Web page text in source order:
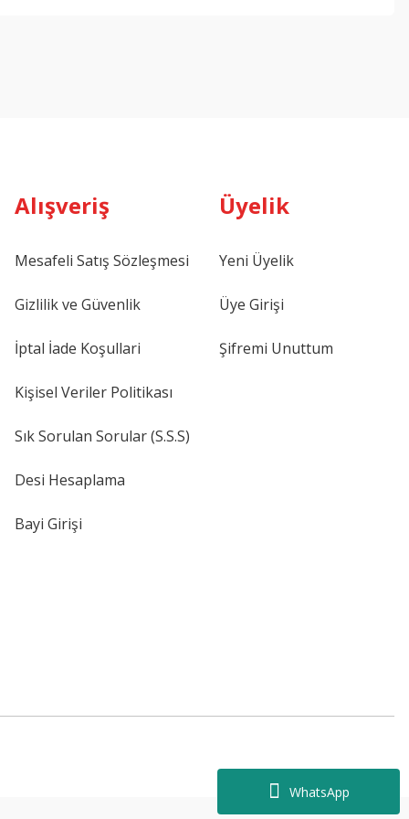
WhatsApp
Alışveriş
Mesafeli Satış Sözleşmesi
Gizlilik ve Güvenlik
İptal İade Koşullari
Kişisel Veriler Politikası
Sık Sorulan Sorular (S.S.S)
Desi Hesaplama
Bayi Girişi
Üyelik
Yeni Üyelik
Üye Girişi
Şifremi Unuttum